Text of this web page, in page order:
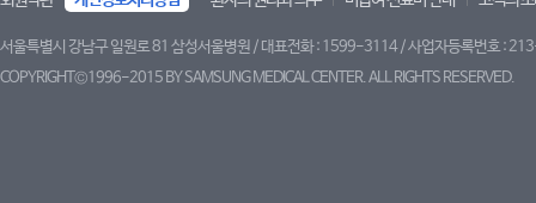
서울특별시 강남구 일원로 81 삼성서울병원 / 대표전화 : 1599-3114 / 사업자등록번호 :
COPYRIGHT©1996-2015 BY SAMSUNG MEDICAL CENTER. ALL RIGHTS RESERVED.